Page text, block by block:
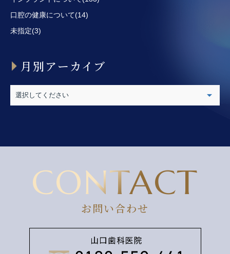
口腔の健康について(14)
未指定(3)
月別アーカイブ
CONTACT
お問い合わせ